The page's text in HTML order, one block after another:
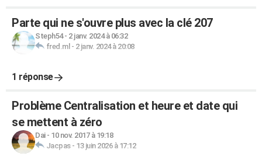
Parte qui ne s'ouvre plus avec la clé 207
Steph54- 2 janv. 2024 à 06:32
fred.ml - 2 janv. 2024 à 20:08
1 réponse
Problème Centralisation et heure et date qui
se mettent à zéro
Dai- 10 nov. 2017 à 19:18
Jacpas- 13 juin 2026 à 17:12